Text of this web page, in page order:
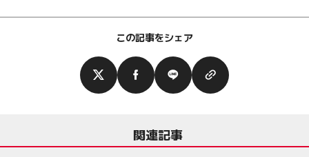
この記事をシェア
関連記事